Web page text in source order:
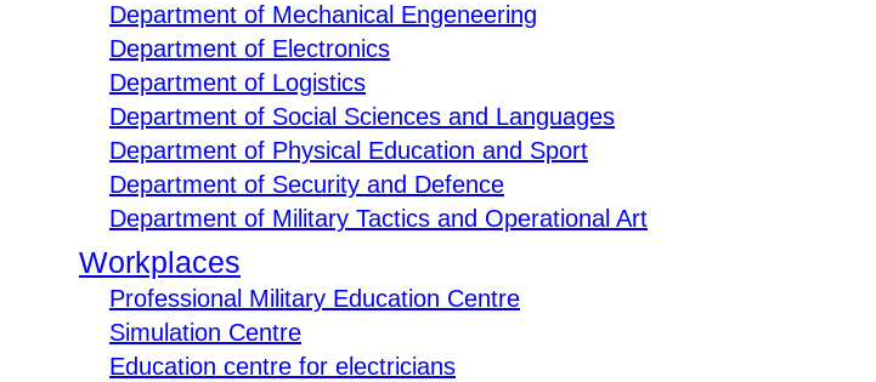
Department of Mechanical Engeneering
Department of Electronics
Department of Logistics
Department of Social Sciences and Languages
Department of Physical Education and Sport
Department of Security and Defence
Department of Military Tactics and Operational Art
Workplaces
Professional Military Education Centre
Simulation Centre
Education centre for electricians